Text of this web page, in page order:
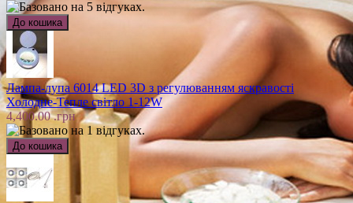
Лампа-лупа 6014 LED 3D з регулюванням яскравості
Холодне-Тепле світло 1-12W
4,400.00 .грн